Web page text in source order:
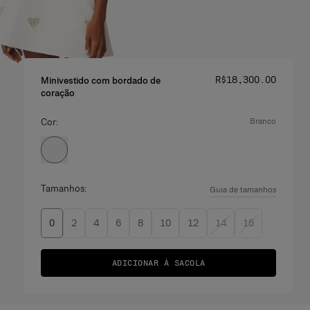
Minivestido com bordado de
coração
Preço:
R$‌18,300.00
Cor: branco
Tamanhos: Guia de tamanhos
0 2 4 6 8 10 12 14 16
ADICIONAR À SACOLA